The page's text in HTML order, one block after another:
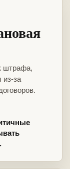
штрафа,
из-за